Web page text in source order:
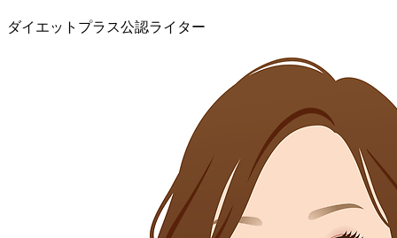
ダイエットプラス公認ライター